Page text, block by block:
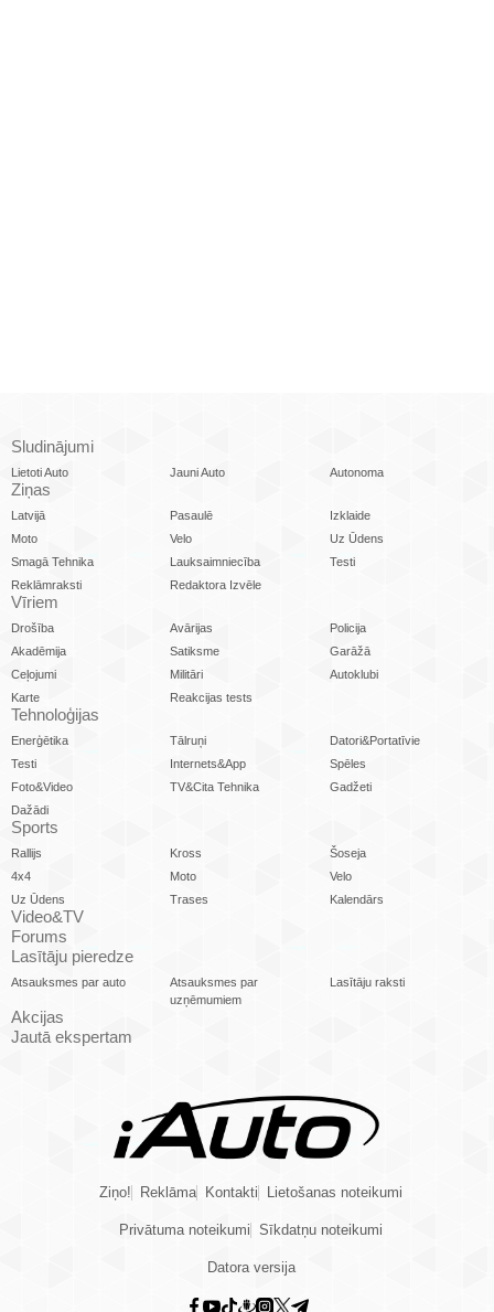
Sludinājumi
Lietoti Auto Jauni Auto Autonoma
Ziņas
Latvijā Pasaulē
Izklaide
Moto
Velo
Uz Ūdens
Smagā Tehnika
Lauksaimniecība
Testi
Reklāmraksti
Redaktora Izvēle
Vīriem
Drošība Avārijas
Policija
Akadēmija
Satiksme
Garāžā
Ceļojumi
Militāri
Autoklubi
Karte
Reakcijas tests
Tehnoloģijas
Enerģētika Tālruņi
Datori&Portatīvie
Testi
Internets&App
Spēles
Foto&Video
TV&Cita Tehnika
Gadžeti
Dažādi
Sports
Rallijs Kross
Šoseja
4x4
Moto
Velo
Uz Ūdens
Trases Kalendārs
Video&TV
Forums
Lasītāju pieredze
Atsauksmes par auto
Atsauksmes par
uzņēmumiem
Lasītāju raksti
Akcijas
Jautā ekspertam
Ziņo! Reklāma Kontakti Lietošanas noteikumi
Privātuma noteikumi Sīkdatņu noteikumi
Datora versija